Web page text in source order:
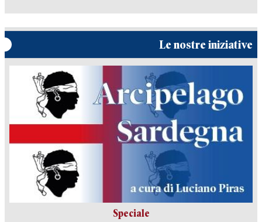
Le nostre iniziative
Speciale